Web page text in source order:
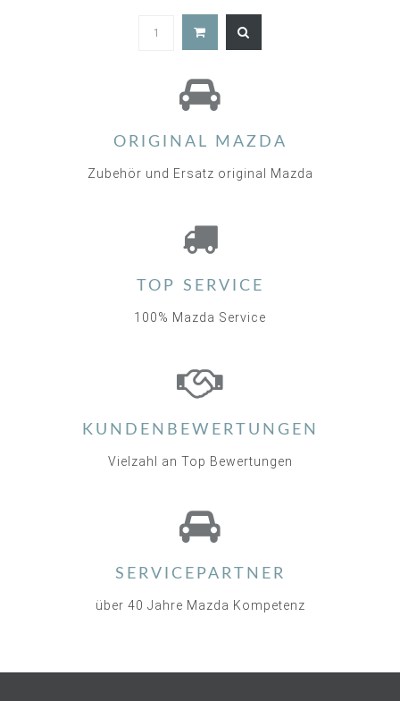
ORIGINAL MAZDA
Zubehör und Ersatz original Mazda
TOP SERVICE
100% Mazda Service
KUNDENBEWERTUNGEN
Vielzahl an Top Bewertungen
SERVICEPARTNER
über 40 Jahre Mazda Kompetenz